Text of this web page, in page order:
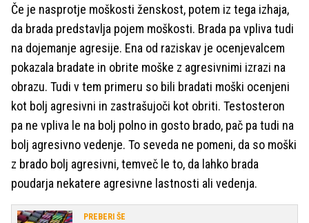
Če je nasprotje moškosti ženskost, potem iz tega izhaja,
da brada predstavlja pojem moškosti. Brada pa vpliva tudi
na dojemanje agresije. Ena od raziskav je ocenjevalcem
pokazala bradate in obrite moške z agresivnimi izrazi na
obrazu. Tudi v tem primeru so bili bradati moški ocenjeni
kot bolj agresivni in zastrašujoči kot obriti. Testosteron
pa ne vpliva le na bolj polno in gosto brado, pač pa tudi na
bolj agresivno vedenje. To seveda ne pomeni, da so moški
z brado bolj agresivni, temveč le to, da lahko brada
poudarja nekatere agresivne lastnosti ali vedenja.
PREBERI ŠE